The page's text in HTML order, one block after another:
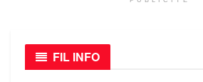
FIL INFO